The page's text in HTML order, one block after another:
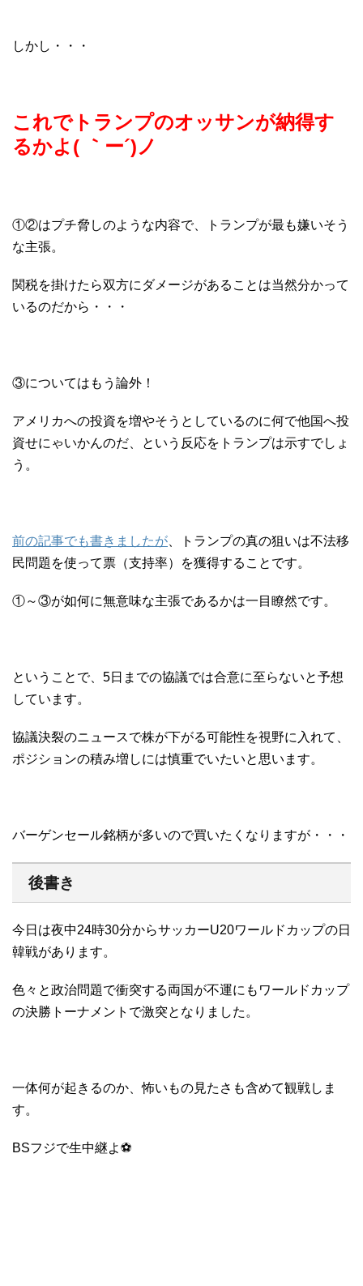
しかし・・・
これでトランプのオッサンが納得す
るかよ( ｀ー´)ノ
①②はプチ脅しのような内容で、トランプが最も嫌いそう
な主張。
関税を掛けたら双方にダメージがあることは当然分かって
いるのだから・・・
③についてはもう論外！
アメリカへの投資を増やそうとしているのに何で他国へ投
資せにゃいかんのだ、という反応をトランプは示すでしょ
う。
前の記事でも書きましたが、トランプの真の狙いは不法移
民問題を使って票（支持率）を獲得することです。
①～③が如何に無意味な主張であるかは一目瞭然です。
ということで、5日までの協議では合意に至らないと予想
しています。
協議決裂のニュースで株が下がる可能性を視野に入れて、
ポジションの積み増しには慎重でいたいと思います。
バーゲンセール銘柄が多いので買いたくなりますが・・・
後書き
今日は夜中24時30分からサッカーU20ワールドカップの日
韓戦があります。
色々と政治問題で衝突する両国が不運にもワールドカップ
の決勝トーナメントで激突となりました。
一体何が起きるのか、怖いもの見たさも含めて観戦しま
す。
BSフジで生中継よ⚽